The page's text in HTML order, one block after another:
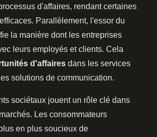
d'affaires, rendant certaines
Parallèlement, l'essor du
la manière dont les entreprises
leurs employés et clients. Cela
d'affaires dans les services
solutions de communication.
sociétaux jouent un rôle clé dans
Les consommateurs
en plus soucieux de